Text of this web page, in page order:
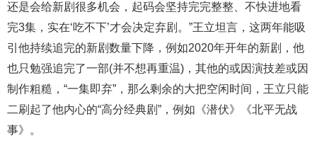
还是会给新剧很多机会，起码会坚持完完整整、不快进地看
完3集，实在‘吃不下’才会决定弃剧。”王立坦言，这两年能吸
引他持续追完的新剧数量下降，例如2020年开年的新剧，他
也只勉强追完了一部(并不想再重温)，其他的或因演技差或因
制作粗糙，“一集即弃”，那么剩余的大把空闲时间，王立只能
二刷起了他内心的“高分经典剧”，例如《潜伏》《北平无战
事》。